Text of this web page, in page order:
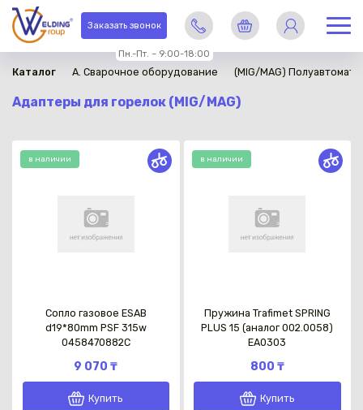
Заказать звонок
Пн.-Пт. – 9:00-18:00
Каталог A. Сварочное оборудование (MIG/MAG)
Адаптеры для горелок (MIG/MAG)
в наличии
Сопло газовое ESAB
d19*80mm PSF 315w
0458470882C
9 070 ₸
Купить
в наличии
Пружина Trafimet SPRING
PLUS 15 (аналог 002.0058)
EA0303
800 ₸
Купить